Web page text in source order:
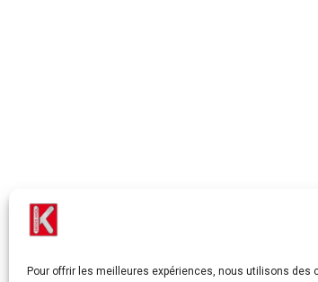
Pour offrir les meilleures expériences, nous utilisons des